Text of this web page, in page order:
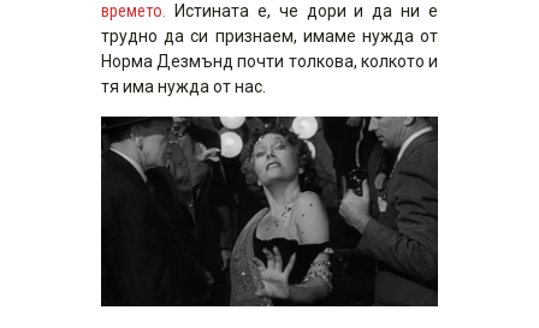
времето. Истината е, че дори и да ни е
трудно да си признаем, имаме нужда от
Норма Дезмънд почти толкова, колкото и
тя има нужда от нас.